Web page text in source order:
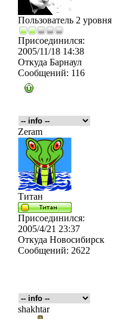
Пользователь 2 уровня
Присоединился:
2005/11/18 14:38
Откуда Барнаул
Сообщений: 116
Zeram
Титан
Присоединился:
2005/4/21 23:37
Откуда Новосибирск
Сообщений: 2622
shakhtar